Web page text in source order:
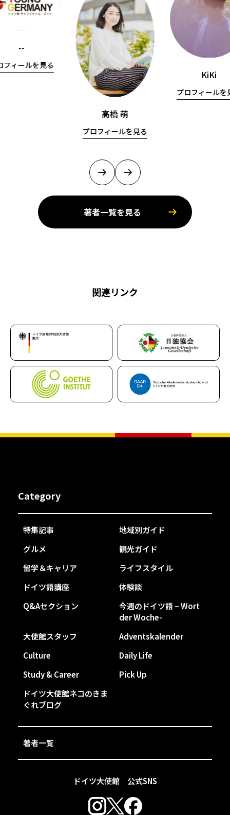
--
フィールを見る
高橋 萌
プロフィールを見る
KiKi
プロフィールを
著者一覧を見る
関連リンク
ドイツ大使館 公式SNS
Category
特集記事
地域別ガイド
グルメ
観光ガイド
留学＆キャリア
ライフスタイル
ドイツ語講座
体験談
Q&Aセクション
今週のドイツ語 – Wort
der Woche-
大使館スタッフ
Adventskalender
Culture
Daily Life
Study & Career
Pick Up
ドイツ大使館ネコのきま
ぐれブログ
著者一覧